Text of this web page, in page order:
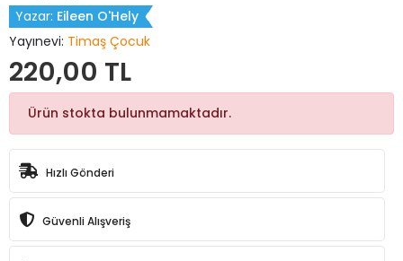
Yazar: Eileen O'Hely
Yayınevi: Timaş Çocuk
220,00 TL
Ürün stokta bulunmamaktadır.
Hızlı Gönderi
Güvenli Alışveriş